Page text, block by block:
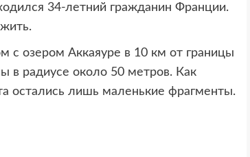
34-летний гражданин Франции.
с озером Аккаяуре в 10 км от границы
радиусе около 50 метров. Как
остались лишь маленькие фрагменты.